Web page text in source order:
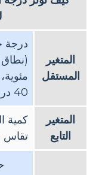
المتغير
المستقل
درجة
40 درجة مئوية و50 درجة مئوية)
المتغير
التابع
كمية
تقاس